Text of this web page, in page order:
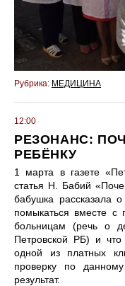
Рубрика: МЕДИЦИНА
12:00
РЕЗОНАНС:
РЕБЁНКУ
1 марта в газете
статья Н. Бабий
бабушка рассказала
помыкаться вместе с
больницам (речь о
Петровской РБ) и
одной из платных
проверку по
результат.